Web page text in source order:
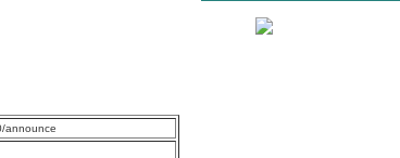
announce